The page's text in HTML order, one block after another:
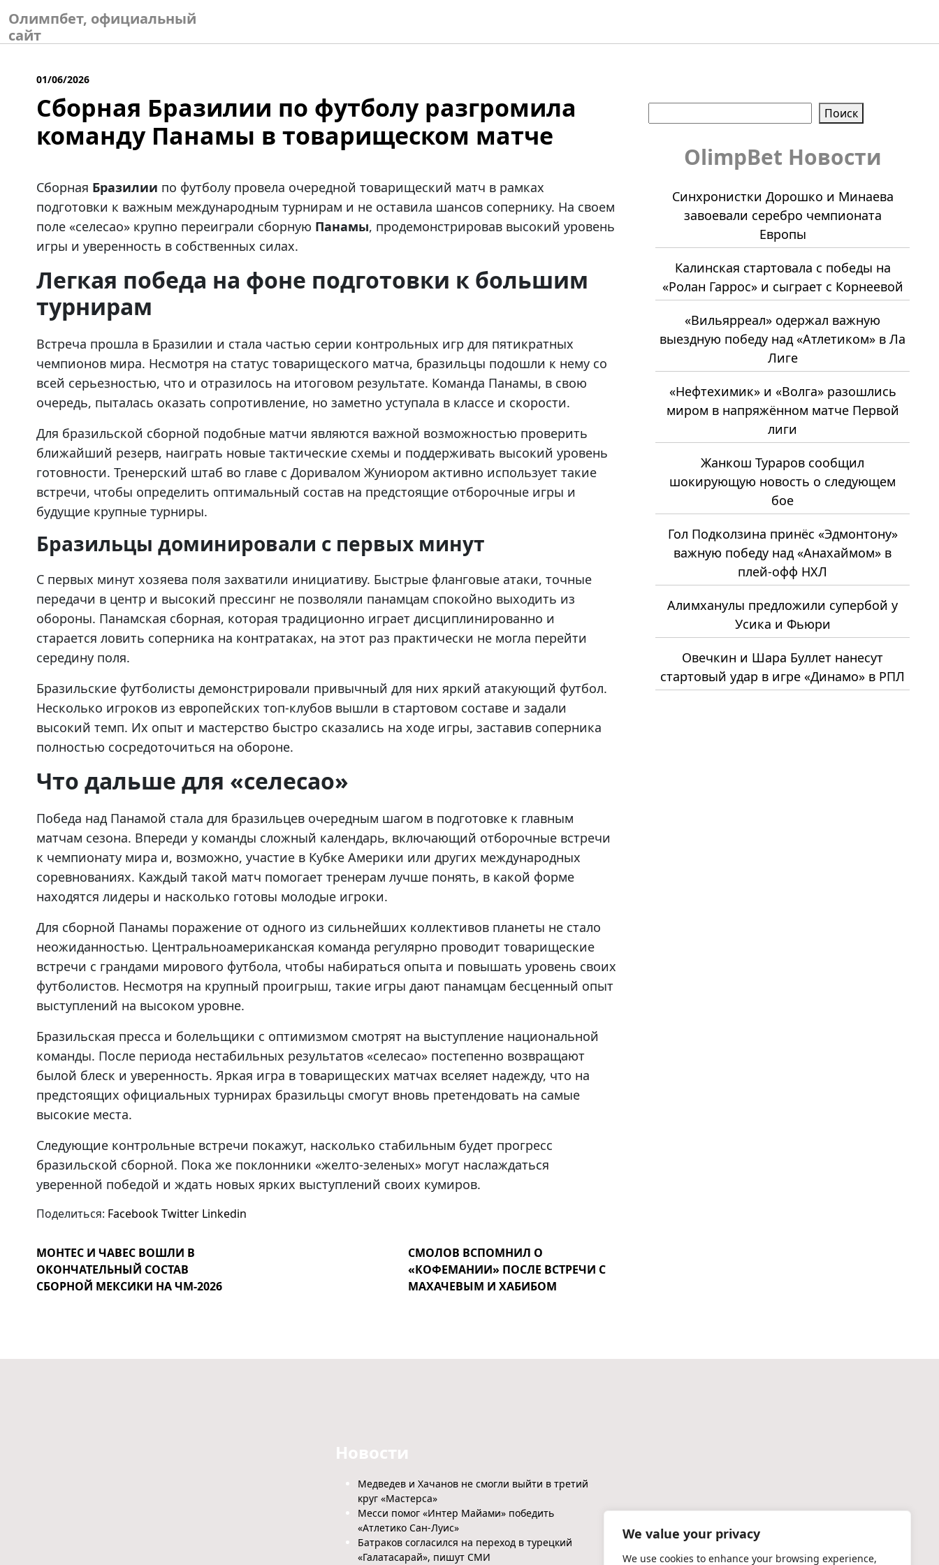
We value your privacy
We use cookies to enhance your browsing experience,
to
content
Олимпбет, официальный
сайт
01/06/2026
Сборная Бразилии по футболу разгромила
команду Панамы в товарищеском матче
Сборная Бразилии по футболу провела очередной товарищеский матч в рамках
подготовки к важным международным турнирам и не оставила шансов сопернику. На своем
поле «селесао» крупно переиграли сборную Панамы, продемонстрировав высокий уровень
игры и уверенность в собственных силах.
Легкая победа на фоне подготовки к большим
турнирам
Встреча прошла в Бразилии и стала частью серии контрольных игр для пятикратных
чемпионов мира. Несмотря на статус товарищеского матча, бразильцы подошли к нему со
всей серьезностью, что и отразилось на итоговом результате. Команда Панамы, в свою
очередь, пыталась оказать сопротивление, но заметно уступала в классе и скорости.
Для бразильской сборной подобные матчи являются важной возможностью проверить
ближайший резерв, наиграть новые тактические схемы и поддерживать высокий уровень
готовности. Тренерский штаб во главе с Доривалом Жуниором активно использует такие
встречи, чтобы определить оптимальный состав на предстоящие отборочные игры и
будущие крупные турниры.
Бразильцы доминировали с первых минут
С первых минут хозяева поля захватили инициативу. Быстрые фланговые атаки, точные
передачи в центр и высокий прессинг не позволяли панамцам спокойно выходить из
обороны. Панамская сборная, которая традиционно играет дисциплинированно и
старается ловить соперника на контратаках, на этот раз практически не могла перейти
середину поля.
Бразильские футболисты демонстрировали привычный для них яркий атакующий футбол.
Несколько игроков из европейских топ-клубов вышли в стартовом составе и задали
высокий темп. Их опыт и мастерство быстро сказались на ходе игры, заставив соперника
полностью сосредоточиться на обороне.
Что дальше для «селесао»
Победа над Панамой стала для бразильцев очередным шагом в подготовке к главным
матчам сезона. Впереди у команды сложный календарь, включающий отборочные встречи
к чемпионату мира и, возможно, участие в Кубке Америки или других международных
соревнованиях. Каждый такой матч помогает тренерам лучше понять, в какой форме
находятся лидеры и насколько готовы молодые игроки.
Для сборной Панамы поражение от одного из сильнейших коллективов планеты не стало
неожиданностью. Центральноамериканская команда регулярно проводит товарищеские
встречи с грандами мирового футбола, чтобы набираться опыта и повышать уровень своих
футболистов. Несмотря на крупный проигрыш, такие игры дают панамцам бесценный опыт
выступлений на высоком уровне.
Бразильская пресса и болельщики с оптимизмом смотрят на выступление национальной
команды. После периода нестабильных результатов «селесао» постепенно возвращают
былой блеск и уверенность. Яркая игра в товарищеских матчах вселяет надежду, что на
предстоящих официальных турнирах бразильцы смогут вновь претендовать на самые
высокие места.
Следующие контрольные встречи покажут, насколько стабильным будет прогресс
бразильской сборной. Пока же поклонники «желто-зеленых» могут наслаждаться
уверенной победой и ждать новых ярких выступлений своих кумиров.
Поделиться: FacebookTwitter Linkedin
МОНТЕС И ЧАВЕС ВОШЛИ В
ОКОНЧАТЕЛЬНЫЙ СОСТАВ
СБОРНОЙ МЕКСИКИ НА ЧМ-2026
СМОЛОВ ВСПОМНИЛ О
«КОФЕМАНИИ» ПОСЛЕ ВСТРЕЧИ С
МАХАЧЕВЫМ И ХАБИБОМ
Поиск
OlimpBet Новости
Синхронистки Дорошко и Минаева
завоевали серебро чемпионата
Европы
Калинская стартовала с победы на
«Ролан Гаррос» и сыграет с Корнеевой
«Вильярреал» одержал важную
выездную победу над «Атлетиком» в Ла
Лиге
«Нефтехимик» и «Волга» разошлись
миром в напряжённом матче Первой
лиги
Жанкош Тураров сообщил
шокирующую новость о следующем
бое
Гол Подколзина принёс «Эдмонтону»
важную победу над «Анахаймом» в
плей-офф НХЛ
Алимханулы предложили супербой у
Усика и Фьюри
Овечкин и Шара Буллет нанесут
стартовый удар в игре «Динамо» в РПЛ
Новости
Медведев и Хачанов не смогли выйти в третий
круг «Мастерса»
Месси помог «Интер Майами» победить
«Атлетико Сан-Луис»
Батраков согласился на переход в турецкий
«Галатасарай», пишут СМИ